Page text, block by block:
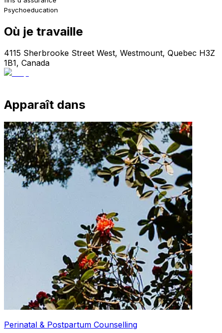
Psychoeducation
Où je travaille
4115 Sherbrooke Street West, Westmount, Quebec H3Z
1B1, Canada
Apparaît dans
Perinatal & Postpartum Counselling